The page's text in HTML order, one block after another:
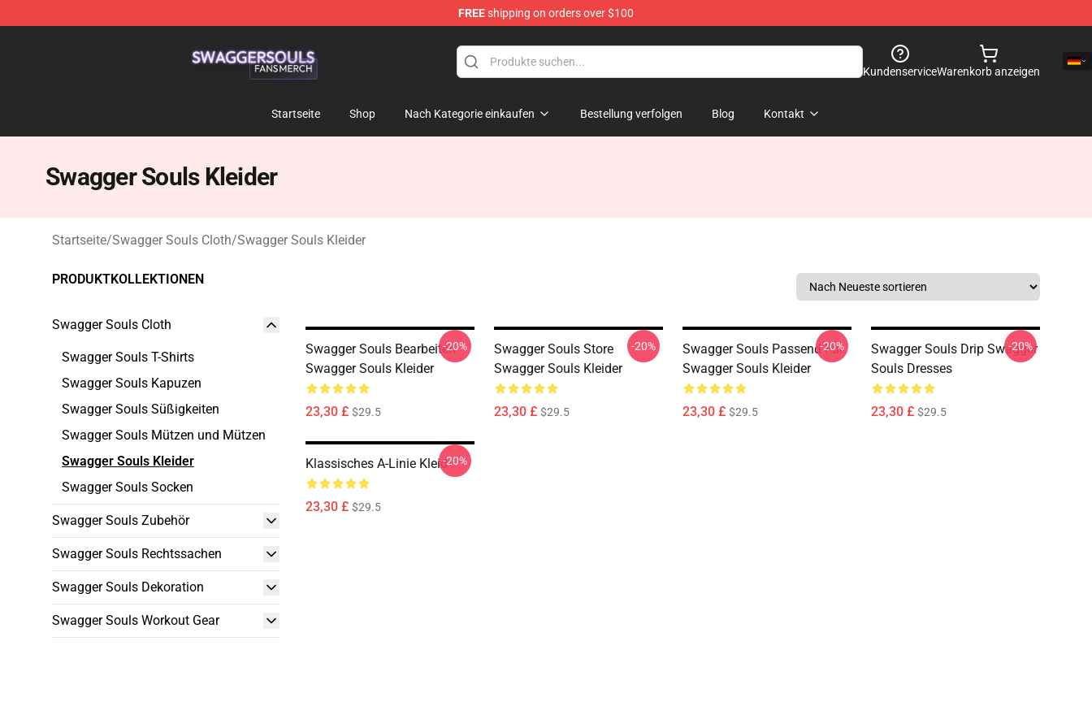
FREEshipping on orders over $100
KundenserviceWarenkorb anzeigen
Startseite Shop Nach Kategorie einkaufen Bestellung verfolgen Blog Kontakt
Swagger Souls Kleider
Startseite/Swagger Souls Cloth/Swagger Souls Kleider
PRODUKTKOLLEKTIONEN
Swagger Souls Cloth
Swagger Souls T-Shirts
Swagger Souls Kapuzen
Swagger Souls Süßigkeiten
Swagger Souls Mützen und Mützen
Swagger Souls Kleider
Swagger Souls Socken
Swagger Souls Zubehör
Swagger Souls Rechtssachen
Swagger Souls Dekoration
Swagger Souls Workout Gear
Swagger Souls Bearbeiten
Swagger Souls Kleider
23,30 £ $29.5
-20%
Swagger Souls Store
Swagger Souls Kleider
23,30 £ $29.5
-20%
Swagger Souls Passend Für
Swagger Souls Kleider
23,30 £ $29.5
-20%
Swagger Souls Drip Swagger
Souls Dresses
23,30 £ $29.5
-20%
Klassisches A-Linie Kleid
23,30 £ $29.5
-20%